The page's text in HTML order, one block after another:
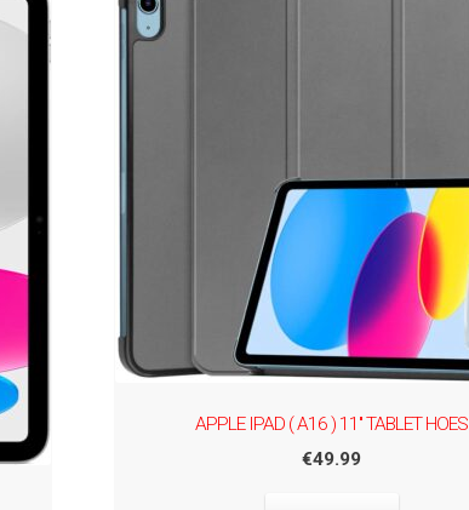
APPLE IPAD ( A16 ) 11'' TABLET HOES
€49.99